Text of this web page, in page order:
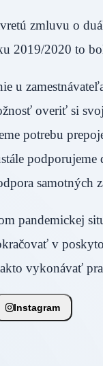
zmluvu o
2019/2020 to
u
overiť si
potrebu
pandemickej
v
vykonávať
Instagram